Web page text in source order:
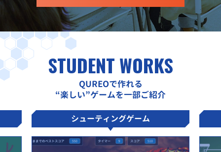
STUDENT WORKS
QUREOで作れる
“楽しい”ゲームを一部ご紹介
シューティングゲーム